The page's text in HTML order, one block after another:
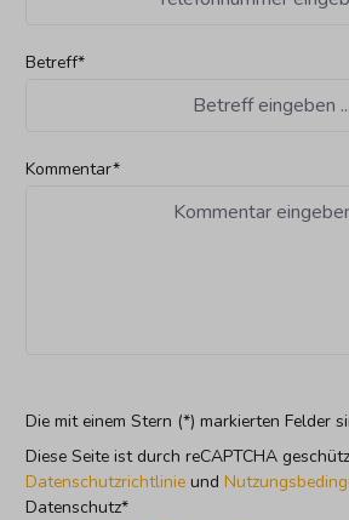
Betreff*
Kommentar*
Die mit einem Stern (*) markierten Felder
Diese Seite ist durch reCAPTCHA
Datenschutzrichtlinie und
Datenschutz*